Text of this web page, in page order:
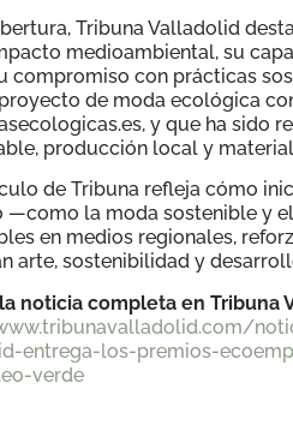
Tribuna Valladolid
medioambiental, su
compromiso con prácticas
de moda ecológica
y que ha sido
producción local y
de Tribuna refleja cómo
—como la moda sostenible y
en medios regionales,
arte, sostenibilidad y
noticia completa en Tribuna
entrega-los-premios-
verde